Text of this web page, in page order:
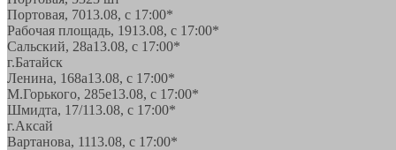
Портовая, 7013.08, с 17:00*
Рабочая площадь, 1913.08, с 17:00*
Сальский, 28a13.08, с 17:00*
г.Батайск
Ленина, 168а13.08, с 17:00*
М.Горького, 285е13.08, с 17:00*
Шмидта, 17/113.08, с 17:00*
г.Аксай
Вартанова, 1113.08, с 17:00*